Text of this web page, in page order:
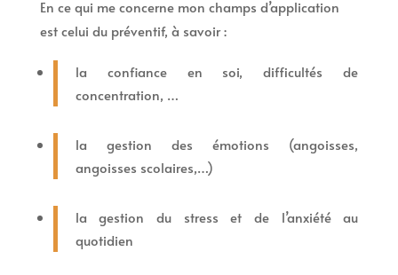
En ce qui me concerne mon champs d’application
est celui du préventif, à savoir :
la confiance en soi, difficultés de
concentration, …
la gestion des émotions (angoisses,
angoisses scolaires,…)
la gestion du stress et de l’anxiété au
quotidien